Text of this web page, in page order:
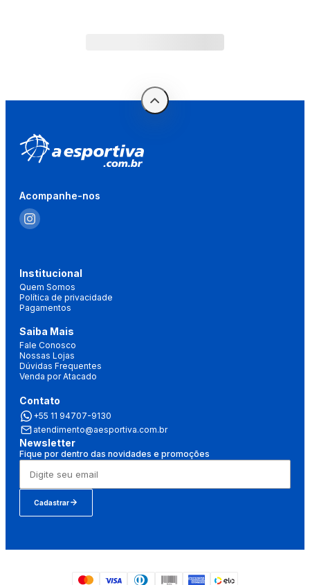
Acompanhe-nos
Institucional
Quem Somos
Política de privacidade
Pagamentos
Saiba Mais
Fale Conosco
Nossas Lojas
Dúvidas Frequentes
Venda por Atacado
Contato
+55 11 94707-9130
atendimento@aesportiva.com.br
Newsletter
Fique por dentro das novidades e promoções
Cadastrar